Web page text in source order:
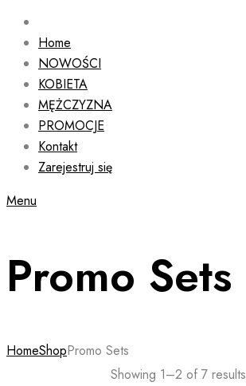
Home
NOWOŚCI
KOBIETA
MĘŻCZYZNA
PROMOCJE
Kontakt
Zarejestruj się
Menu
Promo Sets
HomeShopPromo Sets
Showing 1–2 of 7 results